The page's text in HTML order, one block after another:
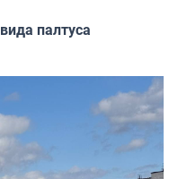
палтуса